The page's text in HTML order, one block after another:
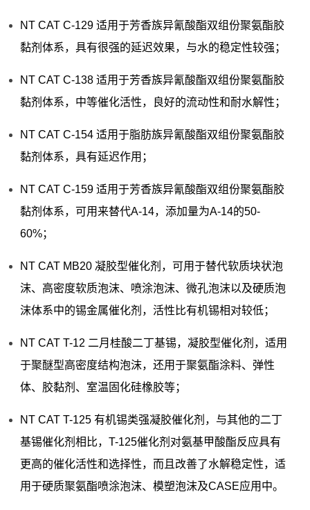
NT CAT C-129 适用于芳香族异氰酸酯双组份聚氨酯胶
黏剂体系，具有很强的延迟效果，与水的稳定性较强；
NT CAT C-138 适用于芳香族异氰酸酯双组份聚氨酯胶
黏剂体系，中等催化活性，良好的流动性和耐水解性；
NT CAT C-154 适用于脂肪族异氰酸酯双组份聚氨酯胶
黏剂体系，具有延迟作用；
NT CAT C-159 适用于芳香族异氰酸酯双组份聚氨酯胶
黏剂体系，可用来替代A-14，添加量为A-14的50-
60%；
NT CAT MB20 凝胶型催化剂，可用于替代软质块状泡
沫、高密度软质泡沫、喷涂泡沫、微孔泡沫以及硬质泡
沫体系中的锡金属催化剂，活性比有机锡相对较低；
NT CAT T-12 二月桂酸二丁基锡，凝胶型催化剂，适用
于聚醚型高密度结构泡沫，还用于聚氨酯涂料、弹性
体、胶黏剂、室温固化硅橡胶等；
NT CAT T-125 有机锡类强凝胶催化剂，与其他的二丁
基锡催化剂相比，T-125催化剂对氨基甲酸酯反应具有
更高的催化活性和选择性，而且改善了水解稳定性，适
用于硬质聚氨酯喷涂泡沫、模塑泡沫及CASE应用中。